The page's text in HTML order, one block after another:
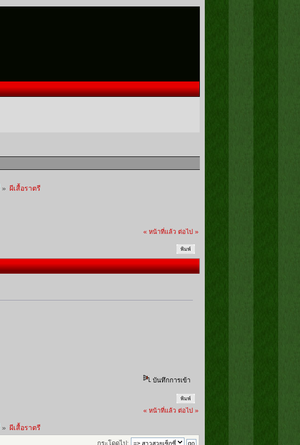
» ผีเสื้อราตรี
« หน้าที่แล้ว ต่อไป »
พิมพ์
บันทึกการเข้า
พิมพ์
« หน้าที่แล้ว ต่อไป »
» ผีเสื้อราตรี
กระโดดไป: